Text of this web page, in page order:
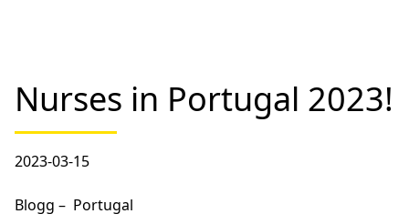
Nurses in Portugal 2023!
2023-03-15
Blogg – Portugal